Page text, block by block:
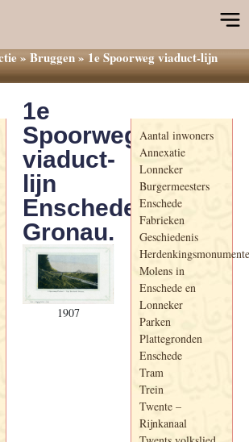
»Bruggen»1e Spoorweg viaduct-lijn
1e
Spoorweg
viaduct-
lijn
Enschede
Gronau.
1907
Aantal inwoners
Annexatie
Lonneker
Burgermeesters
Enschede
Fabrieken
Geschiedenis
Molens in
Enschede en
Lonneker
Parken
Plattegronden
Enschede
Tram
Trein
Twente –
Rijnkanaal